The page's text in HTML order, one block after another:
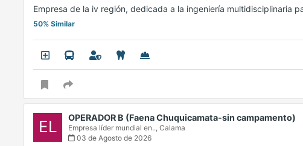
Empresa de la iv región, dedicada a la ingeniería multidisciplinaria
50% Similar
EL OPERADOR B (Faena Chuquicamata-sin campamento)
Empresa líder mundial en.., Calama
03 de Agosto de 2026